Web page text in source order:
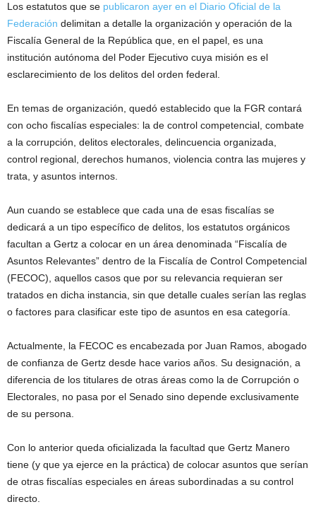
Los estatutos que se publicaron ayer en el Diario Oficial de la
Federación delimitan a detalle la organización y operación de la
Fiscalía General de la República que, en el papel, es una
institución autónoma del Poder Ejecutivo cuya misión es el
esclarecimiento de los delitos del orden federal.
En temas de organización, quedó establecido que la FGR contará
con ocho fiscalías especiales: la de control competencial, combate
a la corrupción, delitos electorales, delincuencia organizada,
control regional, derechos humanos, violencia contra las mujeres y
trata, y asuntos internos.
Aun cuando se establece que cada una de esas fiscalías se
dedicará a un tipo específico de delitos, los estatutos orgánicos
facultan a Gertz a colocar en un área denominada “Fiscalía de
Asuntos Relevantes” dentro de la Fiscalía de Control Competencial
(FECOC), aquellos casos que por su relevancia requieran ser
tratados en dicha instancia, sin que detalle cuales serían las reglas
o factores para clasificar este tipo de asuntos en esa categoría.
Actualmente, la FECOC es encabezada por Juan Ramos, abogado
de confianza de Gertz desde hace varios años. Su designación, a
diferencia de los titulares de otras áreas como la de Corrupción o
Electorales, no pasa por el Senado sino depende exclusivamente
de su persona.
Con lo anterior queda oficializada la facultad que Gertz Manero
tiene (y que ya ejerce en la práctica) de colocar asuntos que serían
de otras fiscalías especiales en áreas subordinadas a su control
directo.